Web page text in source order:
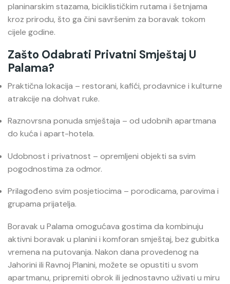
planinarskim stazama, biciklističkim rutama i šetnjama
kroz prirodu, što ga čini savršenim za boravak tokom
cijele godine.
Zašto Odabrati Privatni Smještaj U
Palama?
Praktična lokacija – restorani, kafići, prodavnice i kulturne
atrakcije na dohvat ruke.
Raznovrsna ponuda smještaja – od udobnih apartmana
do kuća i apart-hotela.
Udobnost i privatnost – opremljeni objekti sa svim
pogodnostima za odmor.
Prilagođeno svim posjetiocima – porodicama, parovima i
grupama prijatelja.
Boravak u Palama omogućava gostima da kombinuju
aktivni boravak u planini i komforan smještaj, bez gubitka
vremena na putovanja. Nakon dana provedenog na
Jahorini ili Ravnoj Planini, možete se opustiti u svom
apartmanu, pripremiti obrok ili jednostavno uživati u miru